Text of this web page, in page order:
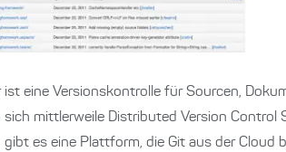
eine Versionskontrolle für Sourcen,
mittlerweile Distributed Version Control
gibt es eine Plattform, die Git aus der Cloud